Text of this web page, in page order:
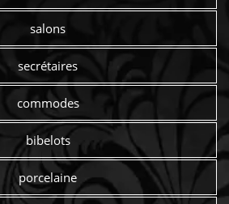
salons
secrétaires
commodes
bibelots
porcelaine